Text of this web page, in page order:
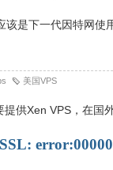
该是下一代因特网使
美国VPS
供Xen VPS，在国